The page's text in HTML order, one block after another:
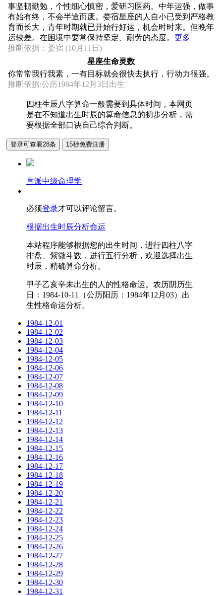
事坚韧勤勉，个性细心慎密，爱研习医药。中年运强，做事
有始有终，不会半途而废。娄宿星座的人自小已受到严格教
育而长大，青年时期就已开始行好运，机会时时来。但晚年
运较差。在困境中要常保持坚定、耐劳的态度。 更多
推断依据：娄宿 (10月11日)
星座生命灵数
你常常我行我素，一有目标就会很快去执行，行动力很强。
推断依据:公历1984年12月3日出生
四柱生辰八字算命一般需要到具体时间，本网页
是在不知道出生时辰的算命信息的初步分析，需
要根据全部口诀自己综合判断。
盲派中级命理学
必须登录才可以评论留言。
根据出生时辰分析命运
本站程序能够根据您的出生时间，进行四柱八字
排盘、紫微斗数，进行五行分析，欢迎选择出生
时辰，精确算命分析。
甲子乙亥辛未出生的人的性格命运。农历阴历生
日：1984-10-11（公历阳历：1984年12月03）出
生性格命运分析。
1984-12-01
1984-12-02
1984-12-03
1984-12-04
1984-12-05
1984-12-06
1984-12-07
1984-12-08
1984-12-09
1984-12-10
1984-12-11
1984-12-12
1984-12-13
1984-12-14
1984-12-15
1984-12-16
1984-12-17
1984-12-18
1984-12-19
1984-12-20
1984-12-21
1984-12-22
1984-12-23
1984-12-24
1984-12-25
1984-12-26
1984-12-27
1984-12-28
1984-12-29
1984-12-30
1984-12-31